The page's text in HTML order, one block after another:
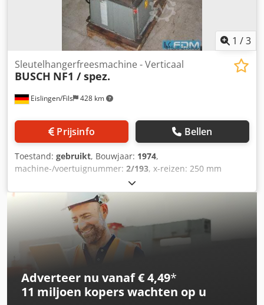
1 /3
Eislingen/Fils 428 km
Sleutelhangerfreesmachine - Verticaal
BUSCH NF1 / spez.
Prijsinfo Bellen
Toestand: gebruikt, Bouwjaar: 1974,
machine-/voertuignummer: 2/193, x-reizen: 250 mm
spiltoerental::450 - 1930 U/min Dcsdpfx Ahscxxrqefok
afmetingen van de machine ca.:1,40 x 1,40 x 2,10 m
Adverteer nu vanaf € 4,49*
11 miljoen koperswachten op u